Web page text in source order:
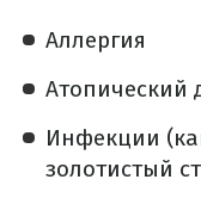
Аллергия
Атопический
Инфекции
золотистый